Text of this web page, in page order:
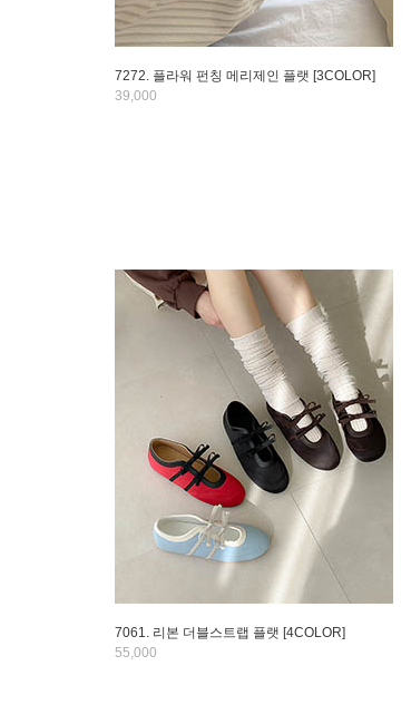
7272. 플라워 펀칭 메리제인 플랫 [3COLOR]
39,000
7061. 리본 더블스트랩 플랫 [4COLOR]
55,000